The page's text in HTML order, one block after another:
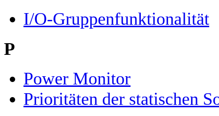
I/O-Gruppenfunktionalität
P
Power Monitor
Prioritäten der statischen